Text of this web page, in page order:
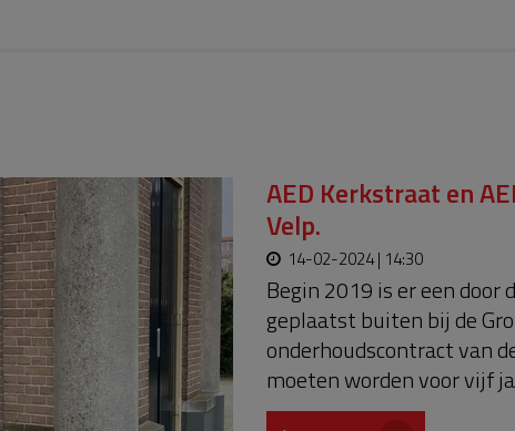
AED Kerkstraat en
Velp.
14-02-2024 | 14:30
Begin 2019 is er een door
geplaatst buiten bij de
onderhoudscontract van
moeten worden voor vijf
Oosterwolde verzorgt